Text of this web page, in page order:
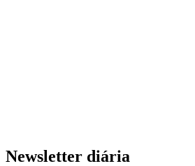
Newsletter diária